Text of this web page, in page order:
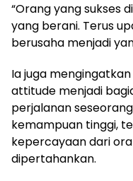
“Orang yang sukses
yang berani. Terus
berusaha menjadi
Ia juga
attitude menjadi
perjalanan
kemampuan tinggi,
kepercayaan dari
dipertahankan.